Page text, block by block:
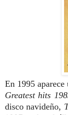
En 1995
Greatest hits
disco navideño,